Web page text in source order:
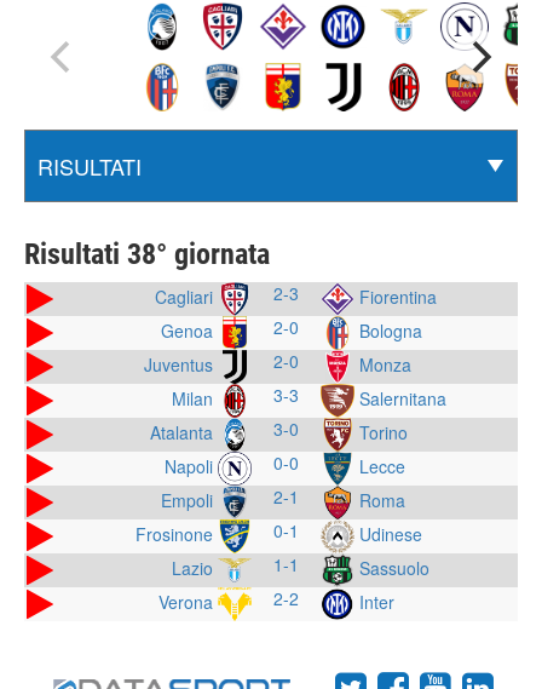
Risultati 38° giornata
Cagliari 2-3
Fiorentina
Genoa
2-0
Bologna
Juventus
2-0
Monza
Milan
3-3
Salernitana
Atalanta
3-0
Torino
Napoli
0-0
Lecce
Empoli
2-1
Roma
Frosinone
0-1
Udinese
Lazio
1-1
Sassuolo
Verona
2-2 Inter